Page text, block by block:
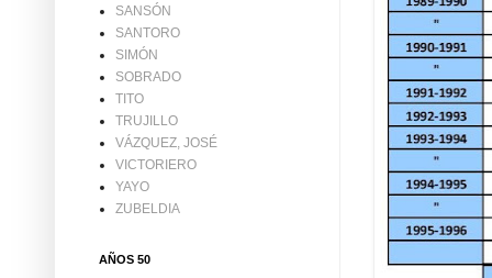
SANSÓN
SANTORO
SIMÓN
SOBRADO
TITO
TRUJILLO
VÁZQUEZ, JOSÉ
VICTORIERO
YAYO
ZUBELDIA
AÑOS 50